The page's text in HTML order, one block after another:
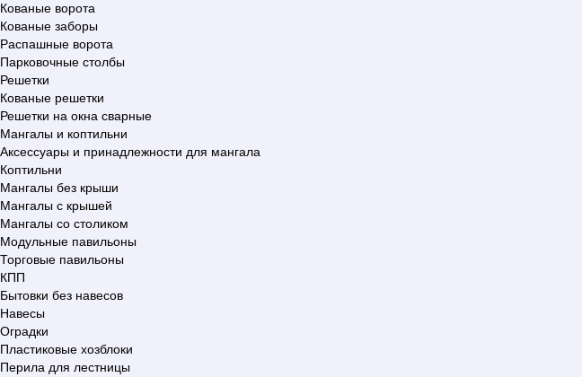
Кованые ворота
Кованые заборы
Распашные ворота
Парковочные столбы
Решетки
Кованые решетки
Решетки на окна сварные
Мангалы и коптильни
Аксессуары и принадлежности для мангала
Коптильни
Мангалы без крыши
Мангалы с крышей
Мангалы со столиком
Модульные павильоны
Торговые павильоны
КПП
Бытовки без навесов
Навесы
Оградки
Пластиковые хозблоки
Перила для лестницы